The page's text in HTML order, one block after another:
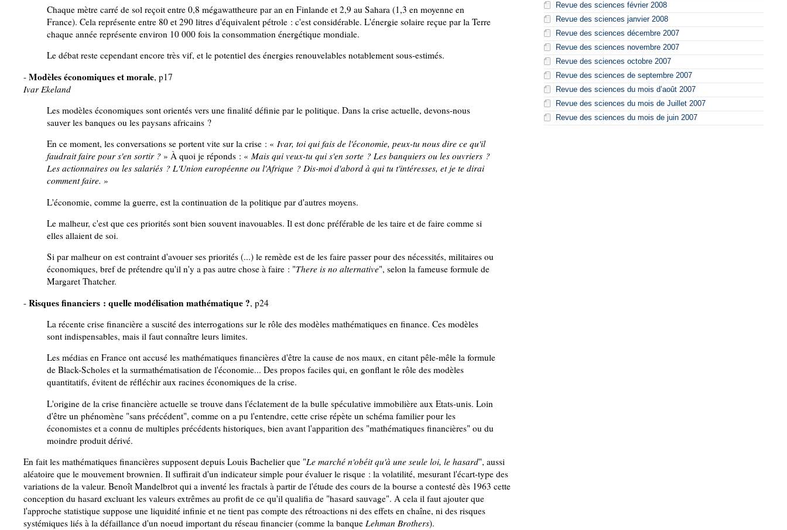
Chaque mètre carré de sol reçoit entre 0,8 mégawattheure par an en Finlande et 2,9 au Sahara (1,3 en moyenne en
France). Cela représente entre 80 et 290 litres d'équivalent pétrole : c'est considérable. L'énergie solaire reçue par la Terre
chaque année représente environ 10 000 fois la consommation énergétique mondiale.
Le débat reste cependant encore très vif, et le potentiel des énergies renouvelables notablement sous-estimés.
-Modèles économiques et morale, p17
Ivar Ekeland
Les modèles économiques sont orientés vers une finalité définie par le politique. Dans la crise actuelle, devons-nous
sauver les banques ou les paysans africains ?
En ce moment, les conversations se portent vite sur la crise : «Ivar, toi qui fais de l'économie, peux-tu nous dire ce qu'il
faudrait faire pour s'en sortir ? » À quoi je réponds : «Mais qui veux-tu qui s'en sorte ? Les banquiers ou les ouvriers ?
Les actionnaires ou les salariés ? L'Union européenne ou l'Afrique ? Dis-moi d'abord à qui tu t'intéresses, et je te dirai
comment faire. »
L'économie, comme la guerre, est la continuation de la politique par d'autres moyens.
Le malheur, c'est que ces priorités sont bien souvent inavouables. Il est donc préférable de les taire et de faire comme si
elles allaient de soi.
Si par malheur on est contraint d'avouer ses priorités (...) le remède est de les faire passer pour des nécessités, militaires ou
économiques, bref de prétendre qu'il n'y a pas autre chose à faire : "There is no alternative", selon la fameuse formule de
Margaret Thatcher.
-Risques financiers : quelle modélisation mathématique ?, p24
La récente crise financière a suscité des interrogations sur le rôle des modèles mathématiques en finance. Ces modèles
sont indispensables, mais il faut connaître leurs limites.
Les médias en France ont accusé les mathématiques financières d'être la cause de nos maux, en citant pêle-mêle la formule
de Black-Scholes et la surmathématisation de l'économie... Des propos faciles qui, en gonflant le rôle des modèles
quantitatifs, évitent de réfléchir aux racines économiques de la crise.
L'origine de la crise financière actuelle se trouve dans l'éclatement de la bulle spéculative immobilière aux Etats-unis. Loin
d'être un phénomène "sans précédent", comme on a pu l'entendre, cette crise répète un schéma familier pour les
économistes et a connu de multiples précédents historiques, bien avant l'apparition des "mathématiques financières" ou du
moindre produit dérivé.
En fait les mathématiques financières supposent depuis Louis Bachelier que "Le marché n'obéit qu'à une seule loi, le hasard", aussi
aléatoire que le mouvement brownien. Il suffirait d'un indicateur simple pour évaluer le risque : la volatilité, mesurant l'écart-type des
variations de la valeur. Benoît Mandelbrot qui a inventé les fractals à partir de l'étude des cours de la bourse a contesté dès 1963 cette
conception du hasard excluant les valeurs extrêmes au profit de ce qu'il qualifia de "hasard sauvage". A cela il faut ajouter que
l'approche statistique suppose une liquidité infinie et ne tient pas compte des rétroactions ni des effets en chaîne, ni des risques
systémiques liés à la défaillance d'un noeud important du réseau financier (comme la banqueLehman Brothers).
Revue des sciences février 2008
Revue des sciences janvier 2008
Revue des sciences décembre 2007
Revue des sciences novembre 2007
Revue des sciences octobre 2007
Revue des sciences de septembre 2007
Revue des sciences du mois d’août 2007
Revue des sciences du mois de Juillet 2007
Revue des sciences du mois de juin 2007